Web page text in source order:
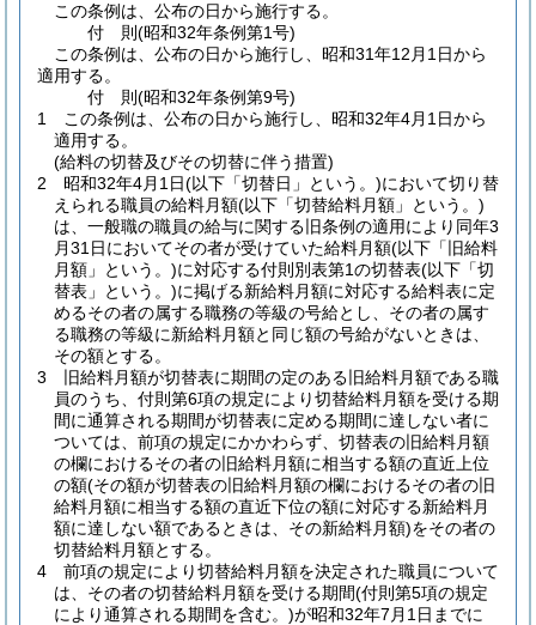
この条例は、公布の日から施行する。
付 則(昭和32年条例第1号)
この条例は、公布の日から施行し、昭和31年12月1日から
適用する。
付 則(昭和32年条例第9号)
1
この条例は、公布の日から施行し、昭和32年4月1日から
適用する。
(給料の切替及びその切替に伴う措置)
2
昭和32年4月1日(以下「切替日」という。)において切り替
えられる職員の給料月額(以下「切替給料月額」という。)
は、一般職の職員の給与に関する旧条例の適用により同年3
月31日においてその者が受けていた給料月額(以下「旧給料
月額」という。)に対応する付則別表第1の切替表(以下「切
替表」という。)に掲げる新給料月額に対応する給料表に定
めるその者の属する職務の等級の号給とし、その者の属す
る職務の等級に新給料月額と同じ額の号給がないときは、
その額とする。
3
旧給料月額が切替表に期間の定のある旧給料月額である職
員のうち、付則第6項の規定により切替給料月額を受ける期
間に通算される期間が切替表に定める期間に達しない者に
ついては、前項の規定にかかわらず、切替表の旧給料月額
の欄におけるその者の旧給料月額に相当する額の直近上位
の額(その額が切替表の旧給料月額の欄におけるその者の旧
給料月額に相当する額の直近下位の額に対応する新給料月
額に達しない額であるときは、その新給料月額)をその者の
切替給料月額とする。
4
前項の規定により切替給料月額を決定された職員について
は、その者の切替給料月額を受ける期間(付則第5項の規定
により通算される期間を含む。)が昭和32年7月1日までに